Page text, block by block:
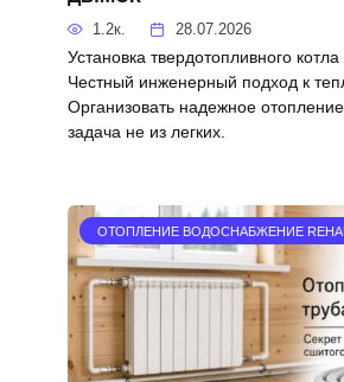
1.2к. 28.07.2026
Установка твердотопливного
Честный инженерный подход к
Организовать надежное
задача не из легких.
ОТОПЛЕНИЕ ВОДОСНАБЖЕНИЕ